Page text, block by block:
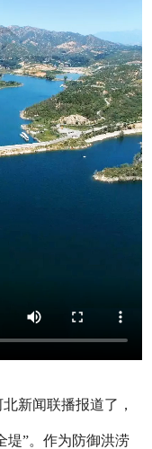
新闻联播报道了，
堤”。作为防御洪涝